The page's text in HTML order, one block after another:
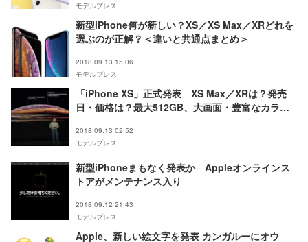
モデルプレス
新型iPhone何が新しい？XS／XS Max／XRどれを
選ぶのが正解？＜違いと共通点まとめ＞
2018.09.13 15:06
モデルプレス
「iPhone XS」正式発表 XS Max／XRは？発売
日・価格は？最大512GB、大画面・豊富なカラー
2018.09.13 02:52
モデルプレス
新型iPhoneまもなく発表か Appleオンラインス
トアがメンテナンス入り
2018.09.12 21:43
モデルプレス
Apple、新しい絵文字を発表 カンガルーにオウ